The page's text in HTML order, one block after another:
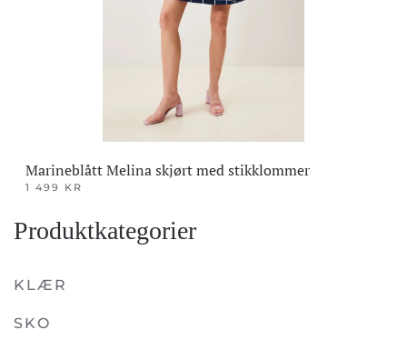
Marineblått Melina skjørt med stikklommer
1 499 KR
produktet
flere
Alternativene
Produktkategorier
KLÆR
SKO